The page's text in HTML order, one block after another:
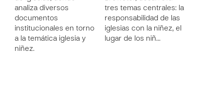
analiza diversos
documentos
institucionales en torno
a la temática iglesia y
niñez.
tres temas centrales: la
responsabilidad de las
iglesias con la niñez, el
lugar de los niñ…